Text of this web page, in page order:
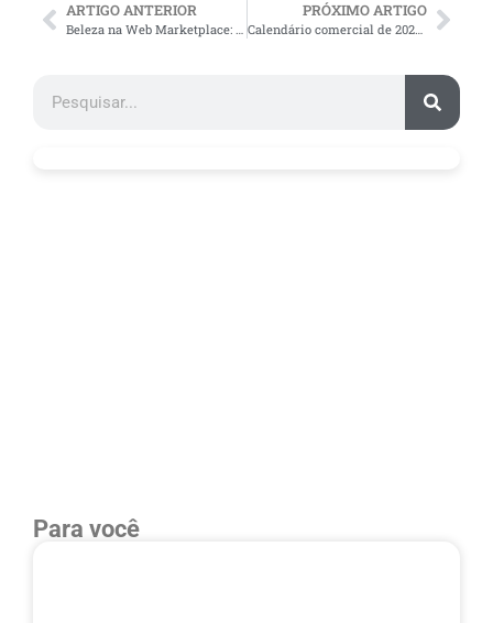
ARTIGO ANTERIOR
Beleza na Web Marketplace: o que é? Como funciona?
PRÓXIMO ARTIGO
Calendário comercial de 2026: datas para faturar mais!
Para você